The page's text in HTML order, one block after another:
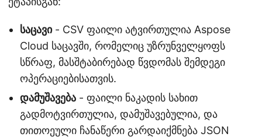
საცავი- CSV ფაილი ატვირთულია Aspose
Cloud საცავში, რომელიც უზრუნველყოფს
სწრაფ, მასშტაბირებად წვდომას შემდეგი
ოპერაციებისათვის.
დამუშავება - ფაილი ნაკადის სახით
გადმოტვირთულია, დამუშავებულია, და
თითოეული ჩანაწერი გარდაიქმნება JSON